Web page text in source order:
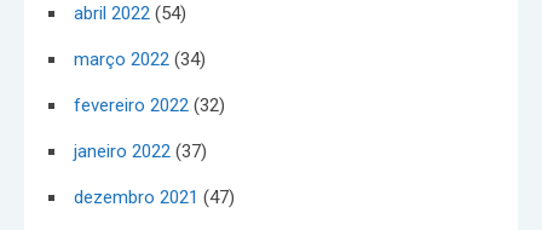
abril 2022 (54)
março 2022 (34)
fevereiro 2022 (32)
janeiro 2022 (37)
dezembro 2021 (47)